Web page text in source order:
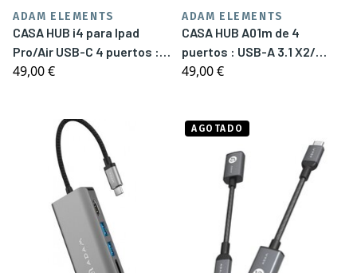
ADAM ELEMENTS
CASA HUB i4 para Ipad
Pro/Air USB-C 4 puertos :
USB-A 3.1/ USB-C
49,00 €
ADAM ELEMENTS
CASA HUB A01m de 4
puertos : USB-A 3.1 X2/
USB-C 3.1/HDMI
49,00 €
AGOTADO